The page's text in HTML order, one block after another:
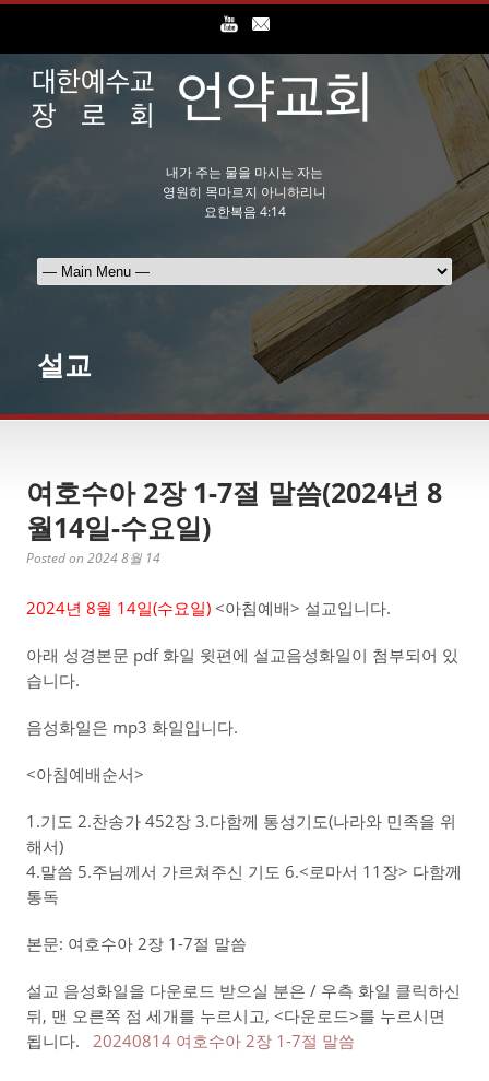
내가 주는 물을 마시는 자는
영원히 목마르지 아니하리니
요한복음 4:14
설교
여호수아 2장 1-7절 말씀(2024년 8
월14일-수요일)
Posted on 2024 8월 14
2024년 8월 14일(수요일) <아침예배> 설교입니다.
아래 성경본문 pdf 화일 윗편에 설교음성화일이 첨부되어 있
습니다.
음성화일은 mp3 화일입니다.
<아침예배순서>
1.기도 2.찬송가 452장 3.다함께 통성기도(나라와 민족을 위
해서)
4.말씀 5.주님께서 가르쳐주신 기도 6.<로마서 11장> 다함께
통독
본문: 여호수아 2장 1-7절 말씀
설교 음성화일을 다운로드 받으실 분은 / 우측 화일 클릭하신
뒤, 맨 오른쪽 점 세개를 누르시고, <다운로드>를 누르시면
됩니다. 20240814 여호수아 2장 1-7절 말씀